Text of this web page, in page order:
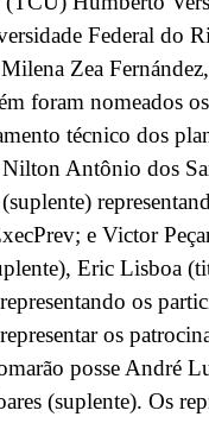
Federal do
Zea
foram nomeados
técnico dos
Nilton Antônio dos
e Victor
Eric Lisboa
os
os
posse André
(suplente). Os